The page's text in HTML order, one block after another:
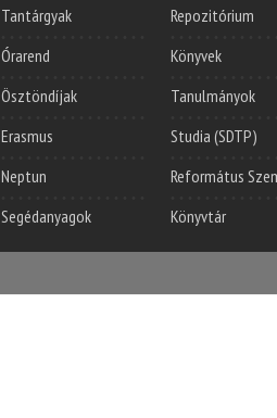
Tantárgyak
Órarend
Ösztöndíjak
Erasmus
Neptun
Segédanyagok
Repozitórium
Könyvek
Tanulmányok
Studia (SDTP)
Református
Könyvtár